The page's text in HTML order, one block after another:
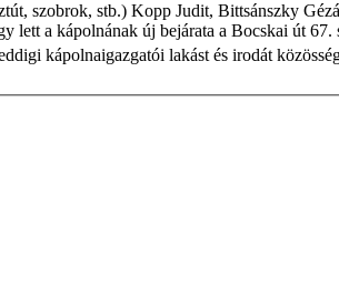
szobrok, stb.) Kopp Judit, Bittsánszky
lett a kápolnának új bejárata a Bocskai út
kápolnaigazgatói lakást és irodát